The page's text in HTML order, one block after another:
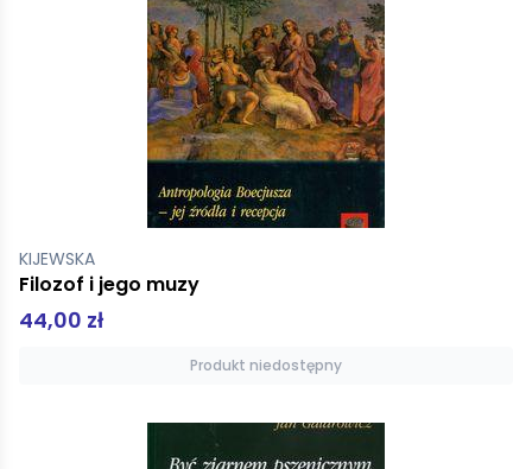
KIJEWSKA
Filozof i jego muzy
44,00 zł
Produkt niedostępny